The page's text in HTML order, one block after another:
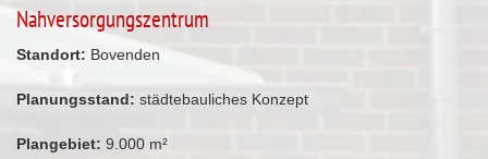
Nahversorgungszentrum
Standort: Bovenden
Planungsstand: städtebauliches Konzept
Plangebiet: 9.000 m²